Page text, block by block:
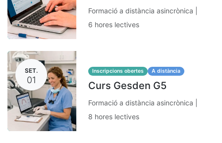
Formació a distància asincrònica |
6 hores lectives
SET.
01
Inscripcions obertes A distància
Curs Gesden G5
Formació a distància asincrònica |
8 hores lectives